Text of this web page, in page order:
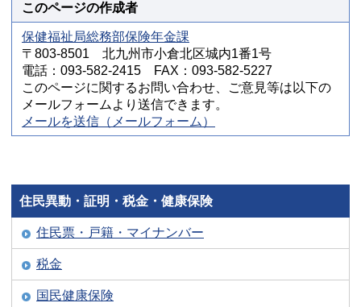
このページの作成者
保健福祉局総務部保険年金課
〒803-8501 北九州市小倉北区城内1番1号
電話：093-582-2415 FAX：093-582-5227
このページに関するお問い合わせ、ご意見等は以下の
メールフォームより送信できます。
メールを送信（メールフォーム）
住民異動・証明・税金・健康保険
住民票・戸籍・マイナンバー
税金
国民健康保険